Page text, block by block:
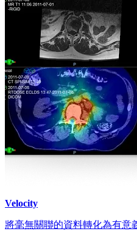
Velocity
將毫無關聯的資料轉化為有意